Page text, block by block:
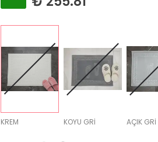
KREM KOYU GRİ AÇIK GRİ